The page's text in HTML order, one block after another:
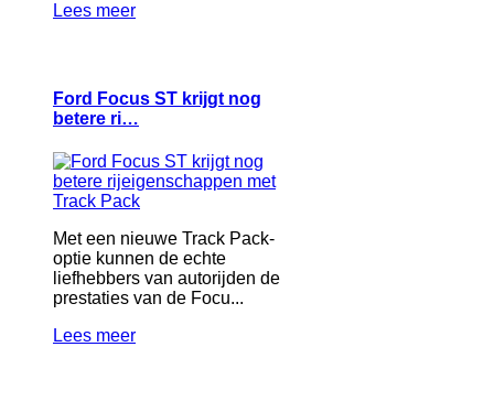
Lees meer
Ford Focus ST krijgt nog
betere ri…
Met een nieuwe Track Pack-
optie kunnen de echte
liefhebbers van autorijden de
prestaties van de Focu...
Lees meer